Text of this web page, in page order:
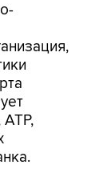
АТР,